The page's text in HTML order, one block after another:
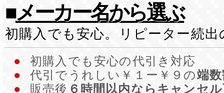
■メーカー名から選ぶ
初購入でも安心。リピーター続出
●
初購入でも安心の代引き対応
●
代引でうれしい￥１ー￥９の端
●
販売後 ６時間以内ならキャンセ